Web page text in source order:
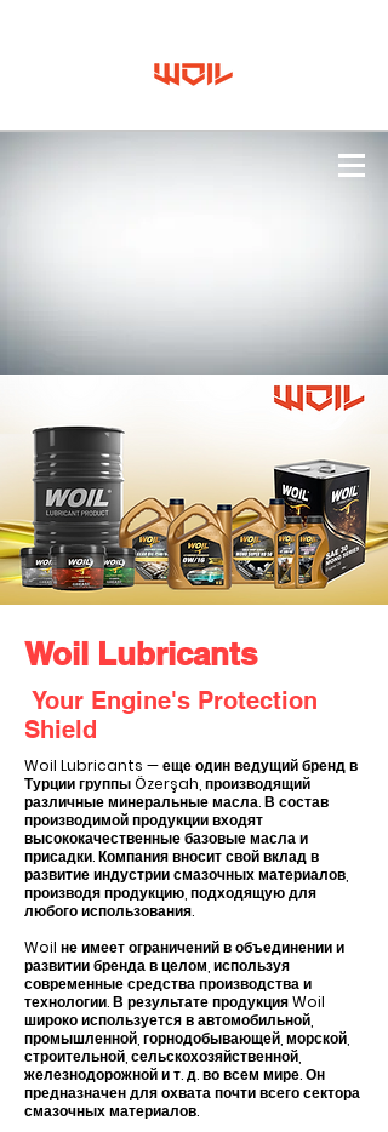
Woil Lubricants
Your Engine's Protection
Shield
Woil Lubricants — еще один ведущий бренд в
Турции группы Özerşah, производящий
различные минеральные масла. В состав
производимой продукции входят
высококачественные базовые масла и
присадки. Компания вносит свой вклад в
развитие индустрии смазочных материалов,
производя продукцию, подходящую для
любого использования.
Woil не имеет ограничений в объединении и
развитии бренда в целом, используя
современные средства производства и
технологии. В результате продукция Woil
широко используется в автомобильной,
промышленной, горнодобывающей, морской,
строительной, сельскохозяйственной,
железнодорожной и т. д. во всем мире. Он
предназначен для охвата почти всего сектора
смазочных материалов.